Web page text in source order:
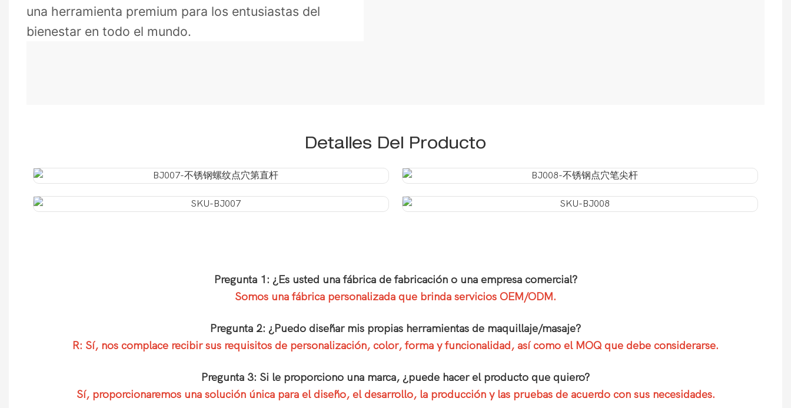
una herramienta premium para los entusiastas del
bienestar en todo el mundo.
Detalles Del Producto
Pregunta 1: ¿Es usted una fábrica de fabricación o una empresa comercial?
Somos una fábrica personalizada que brinda servicios OEM/ODM.
Pregunta 2: ¿Puedo diseñar mis propias herramientas de maquillaje/masaje?
R: Sí, nos complace recibir sus requisitos de personalización, color, forma y funcionalidad, así como el MOQ que debe considerarse.
Pregunta 3: Si le proporciono una marca, ¿puede hacer el producto que quiero?
Sí, proporcionaremos una solución única para el diseño, el desarrollo, la producción y las pruebas de acuerdo con sus necesidades.